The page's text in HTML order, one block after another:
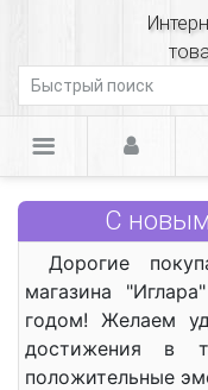
С новым
Дорогие
магазина
годом! Желаем
достижения в
положительные